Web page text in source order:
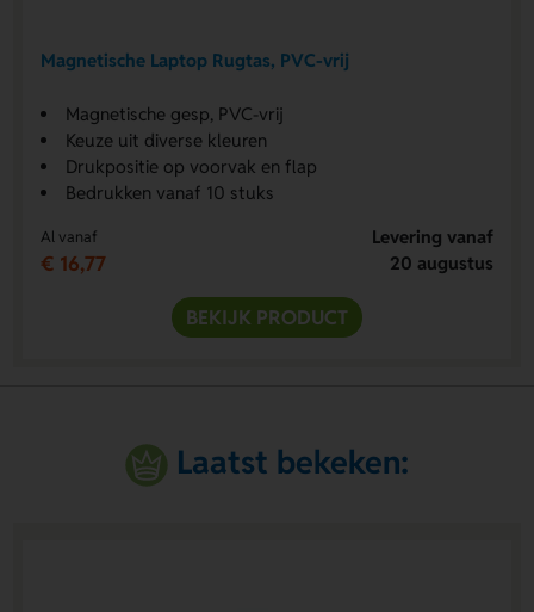
Magnetische Laptop Rugtas, PVC-vrij
Magnetische gesp, PVC-vrij
Keuze uit diverse kleuren
Drukpositie op voorvak en flap
Bedrukken vanaf 10 stuks
Al vanaf
€ 16,77
Levering vanaf
20 augustus
BEKIJK PRODUCT
Laatst bekeken: